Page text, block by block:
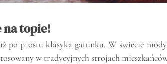
na topie!
po prostu klasyka gatunku. W świecie
w tradycyjnych strojach